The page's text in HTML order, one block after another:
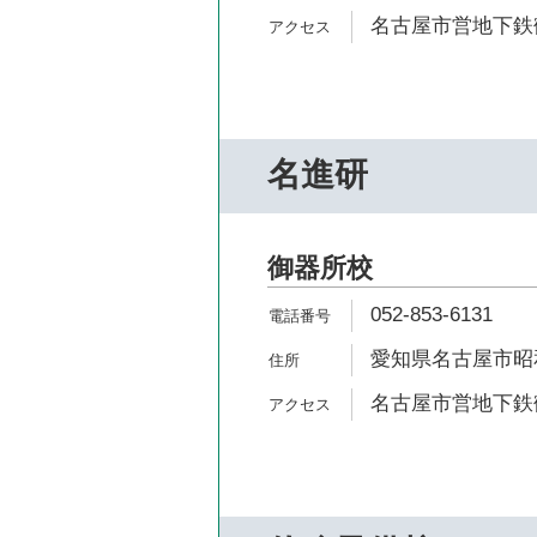
名古屋市営地下
名進研
御器所校
052-853-6131
愛知県名古屋市
名古屋市営地下